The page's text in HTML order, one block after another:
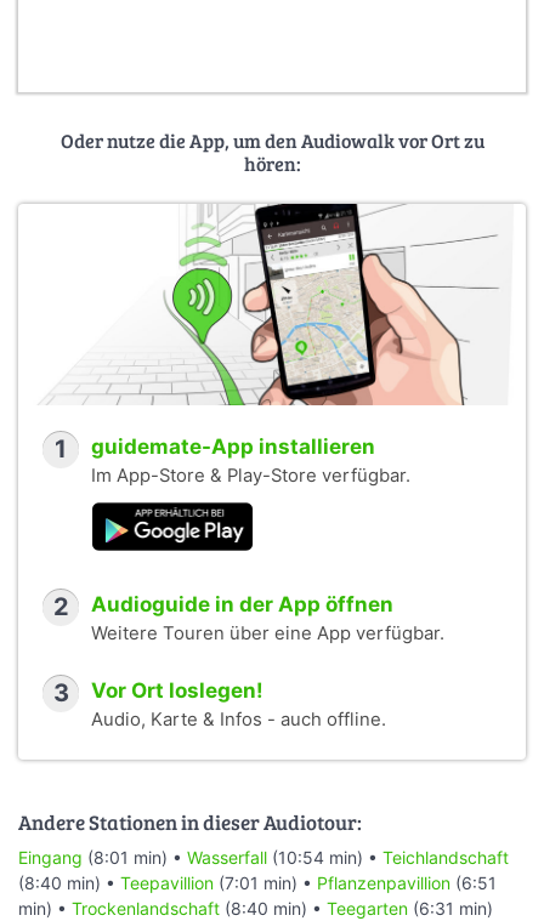
Oder nutze die App, um den Audiowalk vor Ort zu
hören:
1 guidemate-App installieren
Im App-Store & Play-Store verfügbar.
2 Audioguide in der App öffnen
Weitere Touren über eine App verfügbar.
3 Vor Ort loslegen!
Audio, Karte & Infos - auch offline.
Andere Stationen in dieser Audiotour:
Eingang (8:01 min) • Wasserfall (10:54 min) • Teichlandschaft
(8:40 min) • Teepavillion (7:01 min) • Pflanzenpavillion (6:51
min) • Trockenlandschaft (8:40 min) • Teegarten (6:31 min)